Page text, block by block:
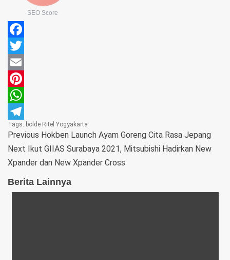
SEO Score
Facebook
Twitter
Email
Pinterest
WhatsApp
Telegram
Tags: bolde Ritel Yogyakarta
Previous Hokben Launch Ayam Goreng Cita Rasa Jepang
Next Ikut GIIAS Surabaya 2021, Mitsubishi Hadirkan New
Xpander dan New Xpander Cross
Berita Lainnya